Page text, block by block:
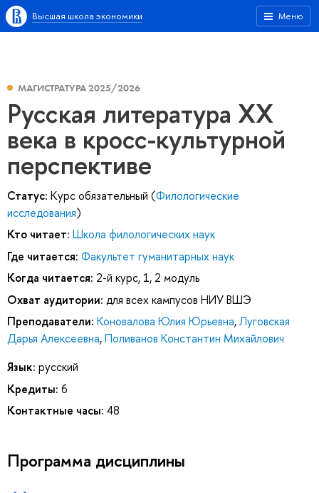
Меню
Высшая школа экономики
МАГИСТРАТУРА 2025/2026
Русская литература XX
века в кросс-культурной
перспективе
Статус: Курс обязательный (Филологические
исследования)
Кто читает: Школа филологических наук
Где читается: Факультет гуманитарных наук
Когда читается: 2-й курс, 1, 2 модуль
Охват аудитории: для всех кампусов НИУ ВШЭ
Преподаватели: Коновалова Юлия Юрьевна,Луговская
Дарья Алексеевна,Поливанов Константин Михайлович
Язык: русский
Кредиты: 6
Контактные часы: 48
Программа дисциплины